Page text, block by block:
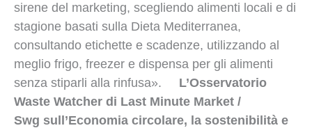
sirene del marketing, scegliendo alimenti locali e di
stagione basati sulla Dieta Mediterranea,
consultando etichette e scadenze, utilizzando al
meglio frigo, freezer e dispensa per gli alimenti
senza stiparli alla rinfusa». L’Osservatorio
Waste Watcher di Last Minute Market /
Swg sull’Economia circolare, la sostenibilità e